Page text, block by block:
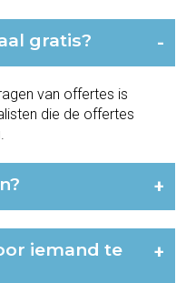
gratis? -
van offertes is
die de offertes
+
iemand te
+